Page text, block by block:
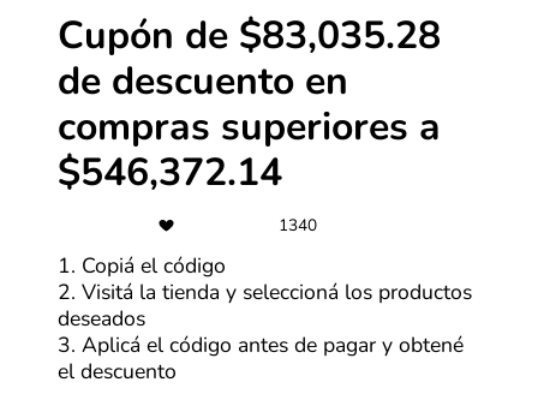
-15%
Ahorra hasta un 15% pagando en
Más cupones de Tiendamia
-10%
Lunes a miércoles: 10% OFF para
beneficiario de Anses o + de 60
Más cupones de Carrefour
Cupón de $83,035.28
de descuento en
compras superiores a
$546,372.14
1340
1. Copiá el código
2. Visitá la tienda y seleccioná los productos
deseados
3. Aplicá el código antes de pagar y obtené
el descuento